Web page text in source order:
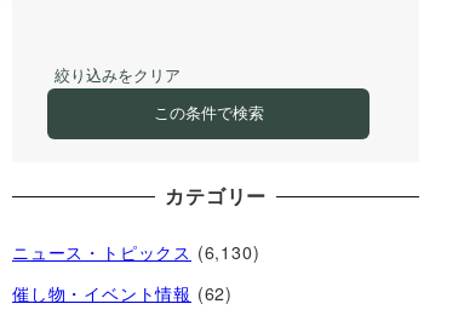
絞り込みをクリア
この条件で検索
カテゴリー
ニュース・トピックス (6,130)
催し物・イベント情報 (62)